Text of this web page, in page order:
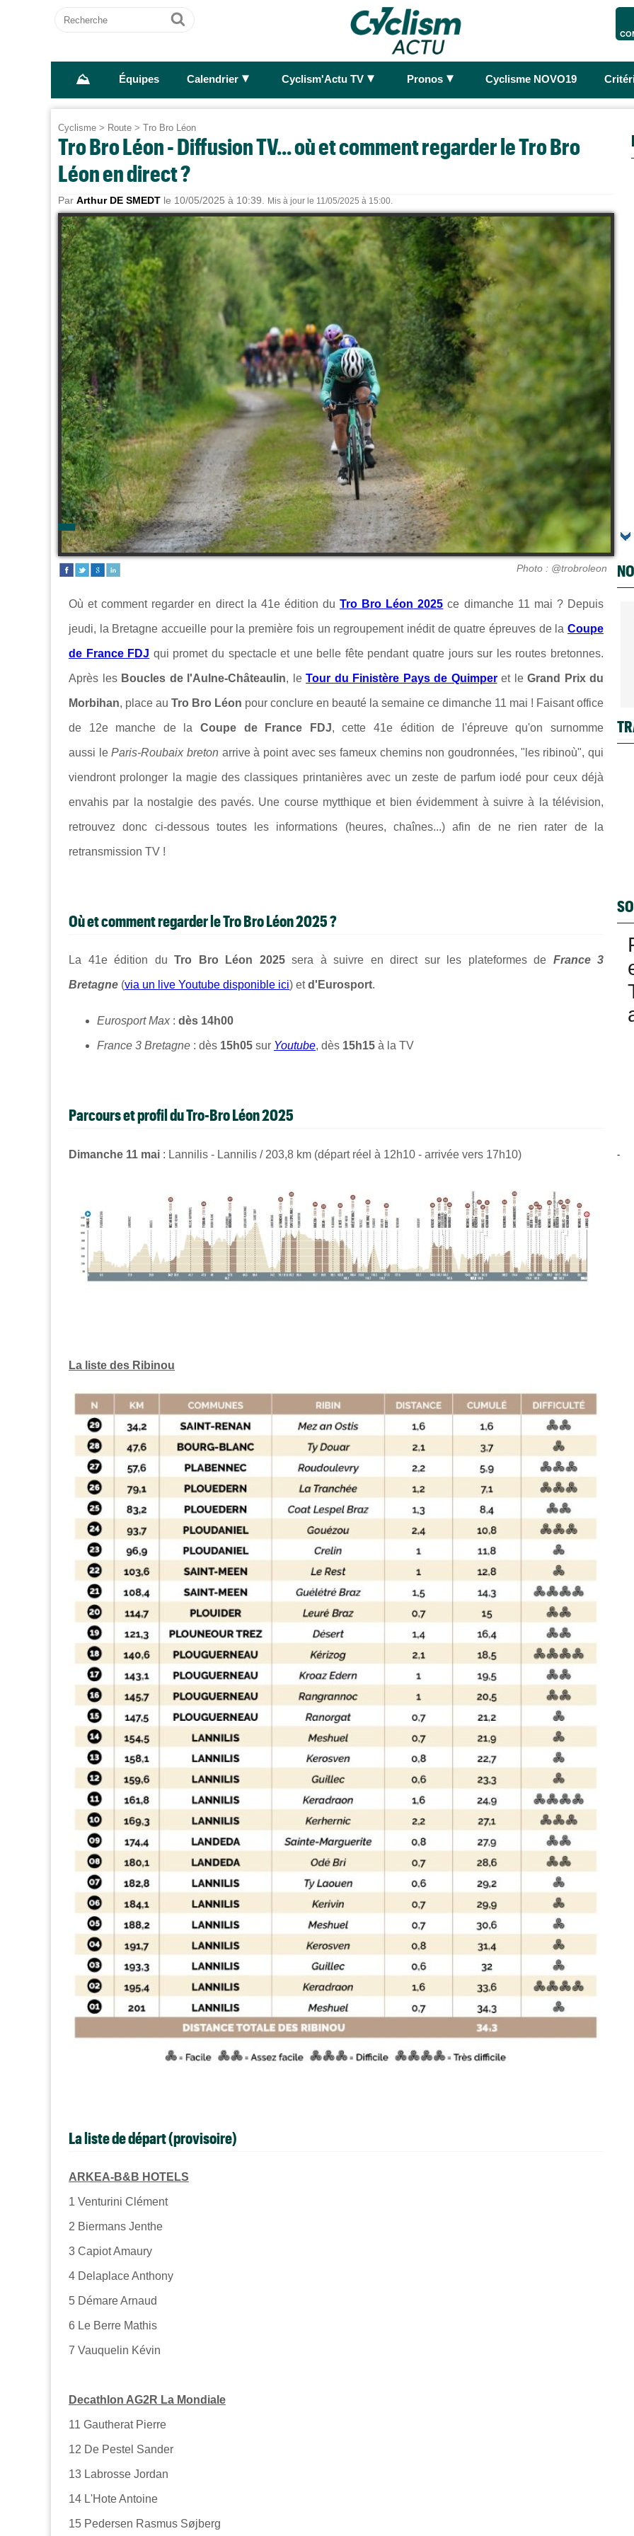
Recherche
Ok
⛰ Équipes Calendrier ► Cyclism'Actu TV ► Pronos ► Cyclisme NOVO19
Cyclisme > Route > Tro Bro Léon
Tro Bro Léon - Diffusion TV... où et comment regarder le Tro Bro
Léon en direct ?
Par Arthur DE SMEDT le 10/05/2025 à 10:39. Mis à jour le 11/05/2025 à 15:00.
Photo : @trobroleon
Où et comment regarder en direct la 41e édition duTro Bro Léon 2025 ce dimanche 11 mai ? Depuis
jeudi, la Bretagne accueille pour la première fois un regroupement inédit de quatre épreuves de la Coupe
de France FDJ qui promet du spectacle et une belle fête pendant quatre jours sur les routes bretonnes.
Après les Boucles de l'Aulne-Châteaulin, le Tour du Finistère Pays de Quimper et le Grand Prix du
Morbihan, place au Tro Bro Léon pour conclure en beauté la semaine ce dimanche 11 mai ! Faisant office
de 12e manche de la Coupe de France FDJ, cette 41e édition de l'épreuve qu'on surnomme
aussi leParis-Roubaix breton arrive à point avec ses fameux chemins non goudronnées, "les ribinoù", qui
viendront prolonger la magie des classiques printanières avec un zeste de parfum iodé pour ceux déjà
envahis par la nostalgie des pavés. Une course mytthique et bien évidemment à suivre à la télévision,
retrouvez donc ci-dessous toutes les informations (heures, chaînes...) afin de ne rien rater de la
retransmission TV !
Où et comment regarder le Tro Bro Léon 2025 ?
La 41e édition du Tro Bro Léon 2025 sera à suivre en direct sur les plateformes de France 3
Bretagne (via un live Youtube disponible ici) etd'Eurosport.
Eurosport Max : dès 14h00
France 3 Bretagne : dès 15h05 sur Youtube, dès 15h15 à la TV
Parcours et profil du Tro-Bro Léon 2025
Dimanche 11 mai : Lannilis - Lannilis / 203,8 km (départ réel à 12h10 - arrivée vers 17h10)
La liste des Ribinou
La liste de départ (provisoire)
ARKEA-B&B HOTELS
1 Venturini Clément
2 Biermans Jenthe
3 Capiot Amaury
4 Delaplace Anthony
5 Démare Arnaud
6 Le Berre Mathis
7 Vauquelin Kévin
Decathlon AG2R La Mondiale
11 Gautherat Pierre
12 De Pestel Sander
13 Labrosse Jordan
14 L'Hote Antoine
15 Pedersen Rasmus Søjberg
-